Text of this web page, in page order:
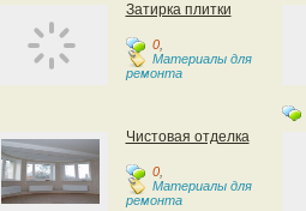
Затирка плитки
0,
Материалы для
ремонта
Чистовая отделка
0,
Материалы для
ремонта